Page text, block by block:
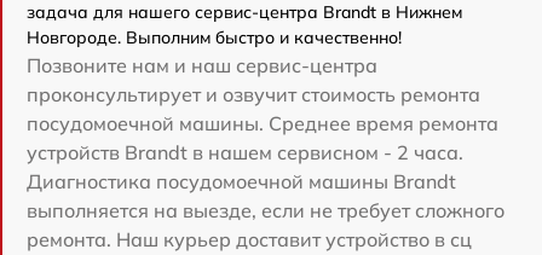
задача для нашего сервис-центра Brandt в Нижнем
Новгороде. Выполним быстро и качественно!
Позвоните нам и наш сервис-центра
проконсультирует и озвучит стоимость ремонта
посудомоечной машины. Среднее время ремонта
устройств Brandt в нашем сервисном - 2 часа.
Диагностика посудомоечной машины Brandt
выполняется на выезде, если не требует сложного
ремонта. Наш курьер доставит устройство в сц